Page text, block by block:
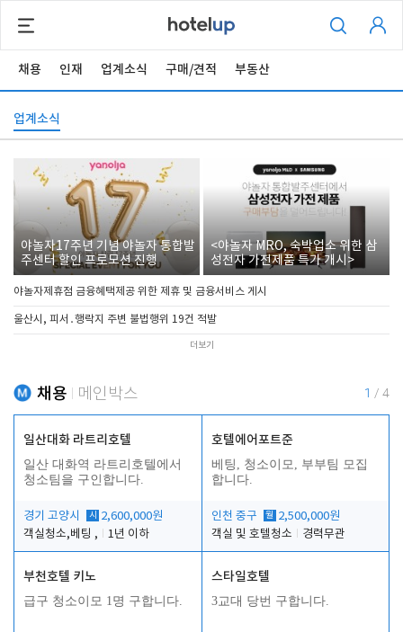
채용 인재 업계소식 구매/견적 부동산
업계소식
야놀자17주년 기념 야놀자 통합발
주센터 할인 프로모션 진행
<야놀자 MRO, 숙박업소 위한 삼
성전자 가전제품 특가 개시>
야놀자제휴점 금융혜택제공 위한 제휴 및 금융서비스 게시
울산시, 피서․행락지 주변 불법행위 19건 적발
더보기
채용 메인박스 1 / 4
일산대화 라트리호텔
일산 대화역 라트리호텔에서
청소팀을 구인합니다.
경기 고양시 시
2,600,000원
객실청소,베팅 ,
1년 이하
호텔에어포트준
베팅, 청소이모, 부부팀 모집
합니다.
인천 중구 월 2,500,000원
객실 및 호텔청소
경력무관
부천호텔 키노
급구 청소이모 1명 구합니다.
스타일호텔
3교대 당번 구합니다.